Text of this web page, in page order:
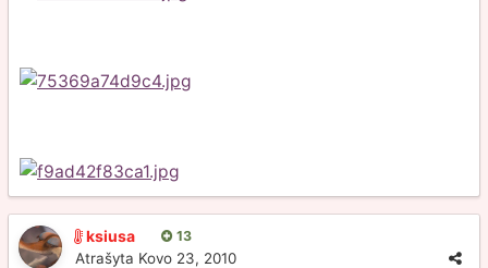
ksiusa 13
Atrašyta Kovo 23, 2010